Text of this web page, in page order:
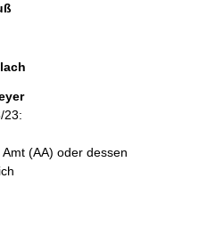
23:
(AA) oder dessen